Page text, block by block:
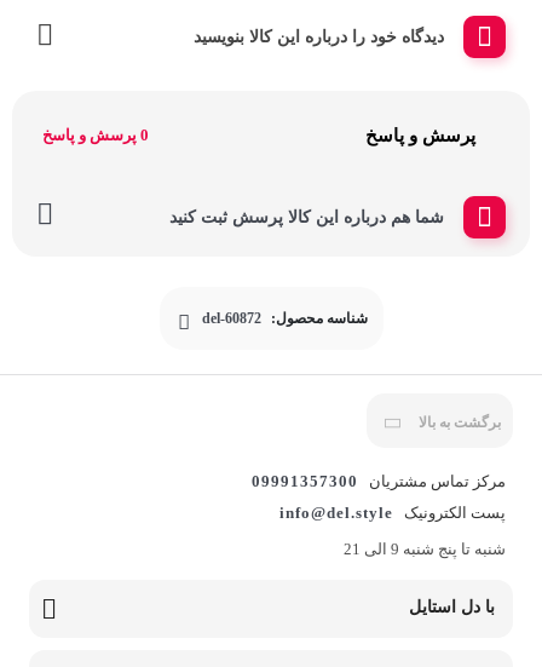
دیدگاه خود را درباره این کالا بنویسید
پرسش و پاسخ 0 پرسش و پاسخ
شما هم درباره این کالا پرسش ثبت کنید
شناسه محصول: del-60872
برگشت به بالا
مرکز تماس مشتریان
09991357300
پست الکترونیک
info@del.style
شنبه تا پنج شنبه 9 الی 21
با دل استایل